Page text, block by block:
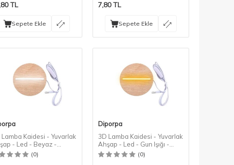
TL
Sepete Ekle
7,80TL
Sepete Ekle
Lamba Kaidesi - Yuvarlak
- Led - Beyaz -
Rengi(0)
Diporpa
3D Lamba Kaidesi - Yuvarlak
Ahşap - Led - Gun Işığı -
Gürgen Rengi(0)